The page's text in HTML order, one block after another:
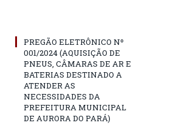
PREGÃO ELETRÔNICO Nº
001/2024 (AQUISIÇÃO DE
PNEUS, CÂMARAS DE AR E
BATERIAS DESTINADO A
ATENDER AS
NECESSIDADES DA
PREFEITURA MUNICIPAL
DE AURORA DO PARÁ)